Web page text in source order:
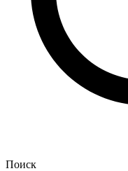
Поиск